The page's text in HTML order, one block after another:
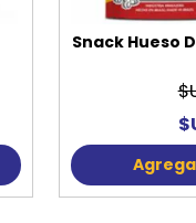
Snack Hueso